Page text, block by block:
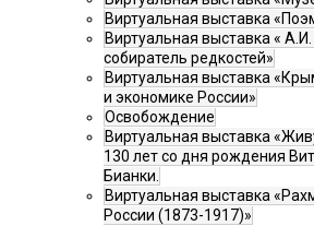
Виртуальная выставка
Виртуальная выставка «
собиратель редкостей»
Виртуальная выставка
и экономике России»
Освобождение
Виртуальная выставка
130 лет со дня рождения
Бианки.
Виртуальная выставка
России (1873-1917)»